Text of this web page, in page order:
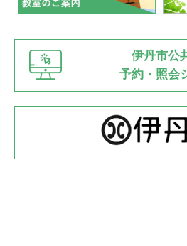
緑ケ丘体育館 猪名川運動広場
2022.06.12
県知事杯争奪バレーボール大会が開
2022.05.05
体育協会長杯 バドミントン競技
2022.05.22
伊丹市公
予約・照会